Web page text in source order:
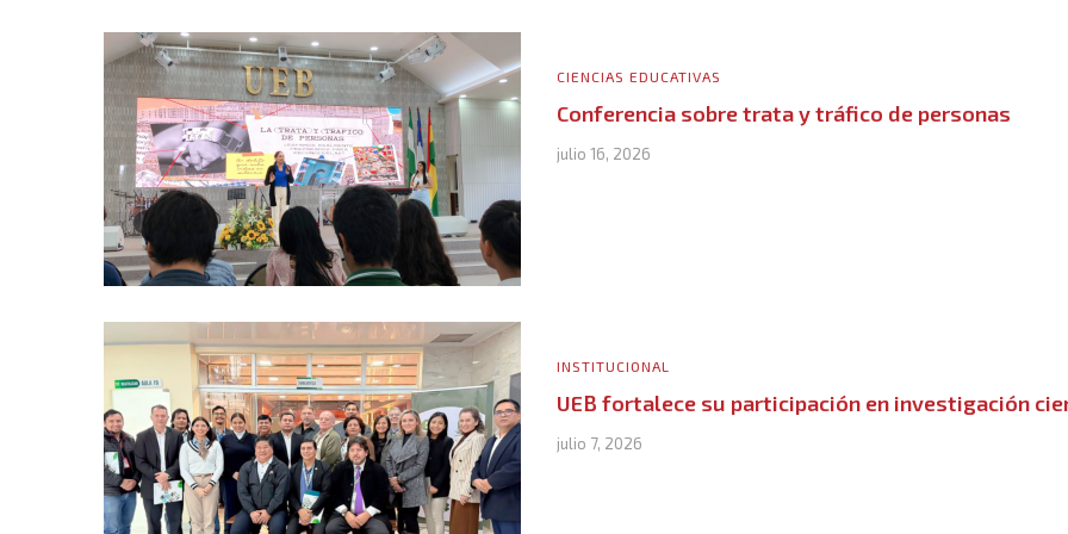
CIENCIAS EDUCATIVAS
Conferencia sobre trata y tráfico de personas
julio 16, 2026
INSTITUCIONAL
UEB fortalece su participación en investigación
julio 7, 2026